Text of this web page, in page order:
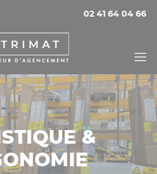
02 41 64 04 66
&